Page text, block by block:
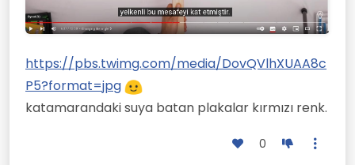
https://pbs.twimg.com/media/DovQVlhXUAA8c
P5?format=jpg
katamarandaki suya batan plakalar kırmızı renk.
0